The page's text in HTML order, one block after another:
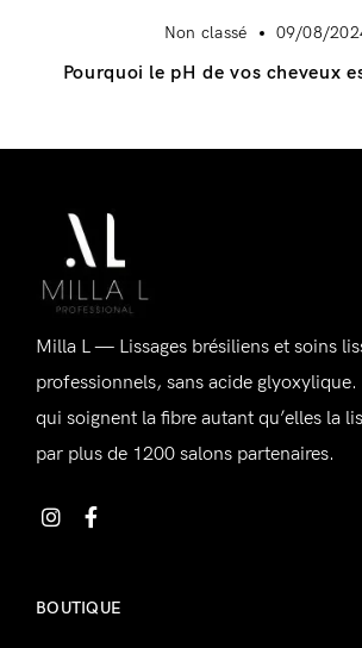
Se connecter
Alternative:
Non classé 09/08/
Pourquoi le pH de vos cheveux
Milla L — Lissages brésiliens et soins
professionnels, sans acide
qui soignent la fibre autant qu’elles la
par plus de 1200 salons partenaires.
BOUTIQUE